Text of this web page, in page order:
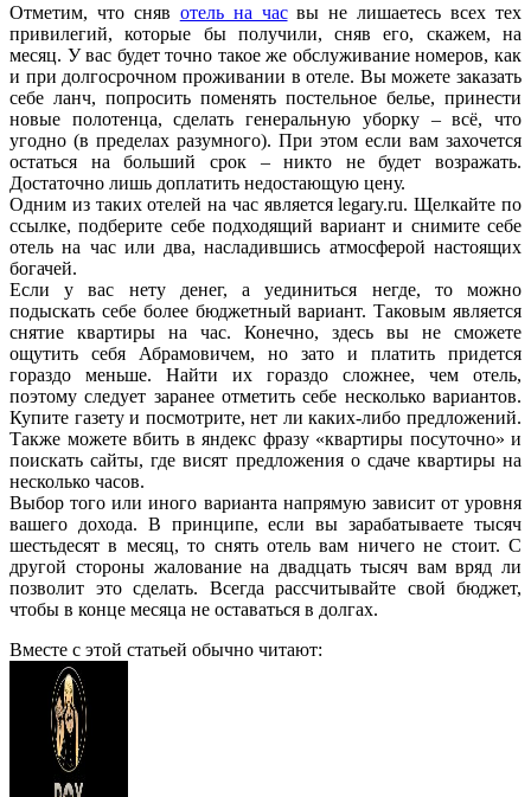
Отметим, что сняв отель на часвы не лишаетесь всех тех
привилегий, которые бы получили, сняв его, скажем, на
месяц. У вас будет точно такое же обслуживание номеров, как
и при долгосрочном проживании в отеле. Вы можете заказать
себе ланч, попросить поменять постельное белье, принести
новые полотенца, сделать генеральную уборку – всё, что
угодно (в пределах разумного). При этом если вам захочется
остаться на больший срок – никто не будет возражать.
Достаточно лишь доплатить недостающую цену.
Одним из таких отелей на час является legary.ru. Щелкайте по
ссылке, подберите себе подходящий вариант и снимите себе
отель на час или два, насладившись атмосферой настоящих
богачей.
Если у вас нету денег, а уединиться негде, то можно
подыскать себе более бюджетный вариант. Таковым является
снятие квартиры на час. Конечно, здесь вы не сможете
ощутить себя Абрамовичем, но зато и платить придется
гораздо меньше. Найти их гораздо сложнее, чем отель,
поэтому следует заранее отметить себе несколько вариантов.
Купите газету и посмотрите, нет ли каких-либо предложений.
Также можете вбить в яндекс фразу «квартиры посуточно» и
поискать сайты, где висят предложения о сдаче квартиры на
несколько часов.
Выбор того или иного варианта напрямую зависит от уровня
вашего дохода. В принципе, если вы зарабатываете тысяч
шестьдесят в месяц, то снять отель вам ничего не стоит. С
другой стороны жалование на двадцать тысяч вам вряд ли
позволит это сделать. Всегда рассчитывайте свой бюджет,
чтобы в конце месяца не оставаться в долгах.
Вместе с этой статьей обычно читают: